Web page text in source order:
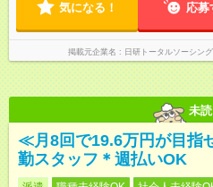
気になる！ 応募
掲載元企業名 日研トータルソーシン
未読
≪月8回で19.6万円が目指
勤スタッフ＊週払いOK